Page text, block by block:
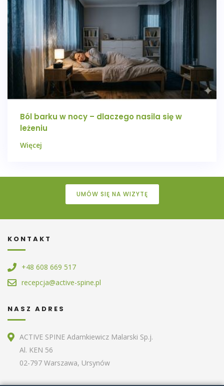
Ból barku w nocy – dlaczego nasila się w
leżeniu
Więcej
UMÓW SIĘ NA WIZYTĘ
KONTAKT
+48 608 669 517
recepcja@active-spine.pl
NASZ ADRES
ACTIVE SPINE Adamkiewicz Malarski Sp.j.
Al. KEN 56
02-797 Warszawa, Ursynów